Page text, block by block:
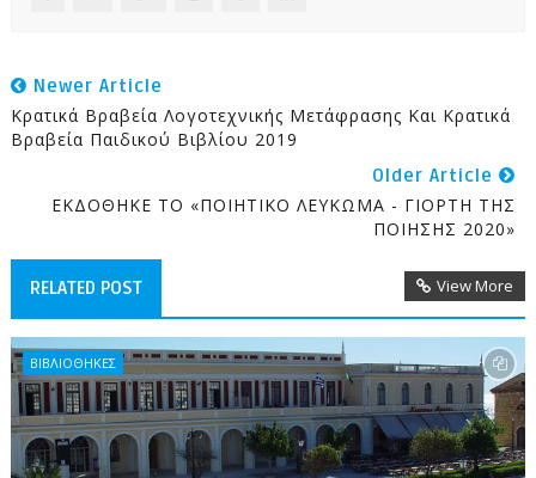
Newer Article
Κρατικά Βραβεία Λογοτεχνικής Μετάφρασης Και Κρατικά
Βραβεία Παιδικού Βιβλίου 2019
Older Article
ΕΚΔΟΘΗΚΕ ΤΟ «ΠΟΙΗΤΙΚΟ ΛΕΥΚΩΜΑ - ΓΙΟΡΤΗ ΤΗΣ
ΠΟΙΗΣΗΣ 2020»
RELATED POST View More
ΒΙΒΛΙΟΘΗΚΕΣ